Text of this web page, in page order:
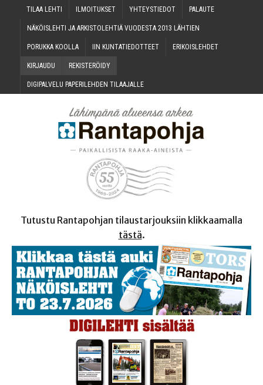
TILAA LEH­TI ILMOI­TUK­SET YHTEYS­TIE­DOT PALAU­TE
NÄKÖIS­LEH­TI JA ARKIS­TO­LEH­TIÄ VUO­DES­TA 2013 LÄHTIEN
PORUK­KA KOOLLA IIN KUN­TA­TIE­DOT­TEET ERI­KOIS­LEH­DET
KIR­JAU­DU REKIS­TE­RÖI­DY
DIGI­PAL­VE­LU PAPE­RI­LEH­DEN TILAAJALLE
Tutustu Rantapohjan tilaustarjouksiin klikkaamalla
tästä.